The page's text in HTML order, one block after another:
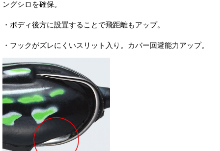
ングシロを確保。
・ボディ後方に設置することで飛距離もアップ。
・フックがズレにくいスリット入り。カバー回避能力アップ。